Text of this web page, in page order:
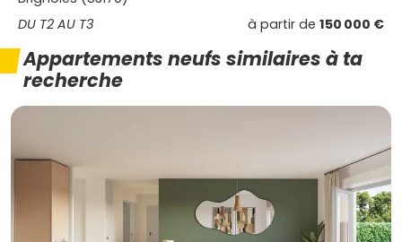
DU T2 AU T3
à partir de 150 000 €
Appartements neufs similaires à ta
recherche